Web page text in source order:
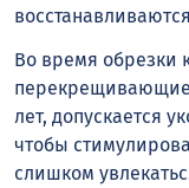
Во время обрезки
лет, допускается
чтобы
слишком